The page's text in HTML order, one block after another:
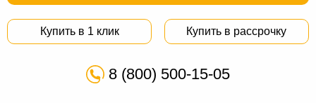
оборудование
Купить в 1 клик Купить в рассрочку
8 (800) 500-15-05